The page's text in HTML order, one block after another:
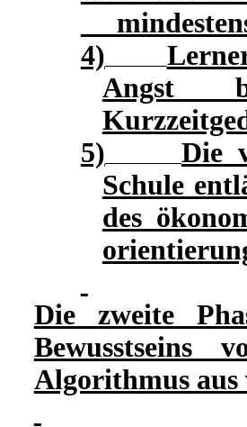
4)
Angst
5)
Die
Schule
des
Die zweite
Bewusstseins
Algorithmus